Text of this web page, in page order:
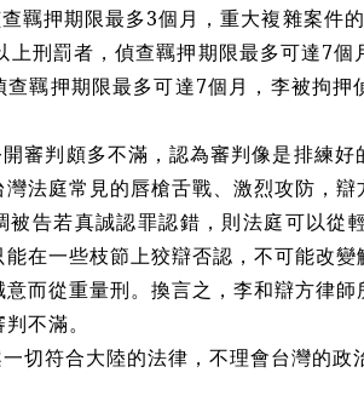
羈押期限最多3個月，重大複雜案件
上刑罰者，偵查羈押期限最多可達7
查羈押期限最多可達7個月，李被拘
審判頗多不滿，認為審判像是排練
法庭常見的唇槍舌戰、激烈攻防，
被告若真誠認罪認錯，則法庭可以從
在一些枝節上狡辯否認，不可能改
而從重量刑。換言之，李和辯方律
不滿。
切符合大陸的法律，不理會台灣的政